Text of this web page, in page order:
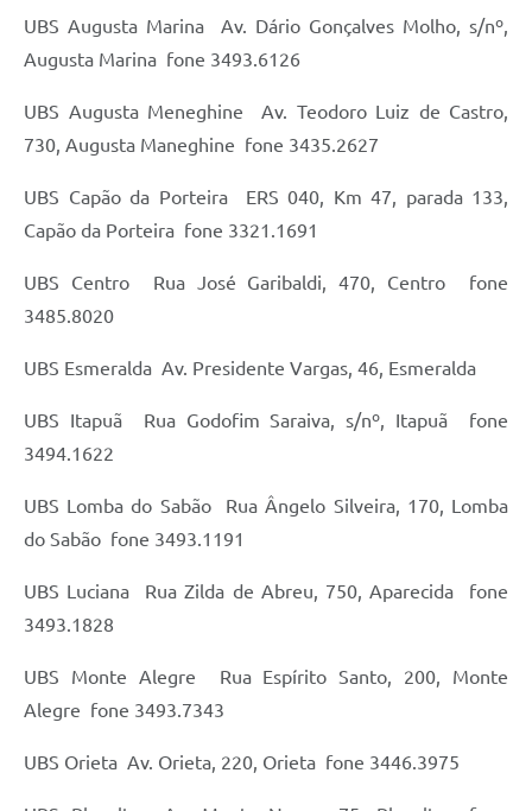
UBS Augusta Marina  Av. Dário Gonçalves Molho, s/nº,
Augusta Marina  fone 3493.6126
UBS Augusta Meneghine  Av. Teodoro Luiz de Castro,
730, Augusta Maneghine  fone 3435.2627
UBS Capão da Porteira  ERS 040, Km 47, parada 133,
Capão da Porteira  fone 3321.1691
UBS Centro  Rua José Garibaldi, 470, Centro  fone
3485.8020
UBS Esmeralda  Av. Presidente Vargas, 46, Esmeralda
UBS Itapuã  Rua Godofim Saraiva, s/nº, Itapuã  fone
3494.1622
UBS Lomba do Sabão  Rua Ângelo Silveira, 170, Lomba
do Sabão  fone 3493.1191
UBS Luciana  Rua Zilda de Abreu, 750, Aparecida  fone
3493.1828
UBS Monte Alegre  Rua Espírito Santo, 200, Monte
Alegre  fone 3493.7343
UBS Orieta  Av. Orieta, 220, Orieta  fone 3446.3975